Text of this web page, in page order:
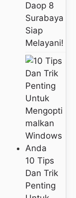
Daop 8
Surabaya
Siap
Melayani!
10 Tips
Dan Trik
Penting